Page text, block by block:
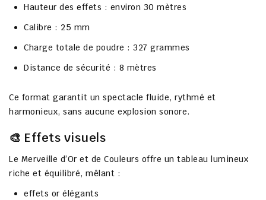
Hauteur des effets : environ 30 mètres
Calibre : 25 mm
Charge totale de poudre : 327 grammes
Distance de sécurité : 8 mètres
Ce format garantit un spectacle fluide, rythmé et
harmonieux, sans aucune explosion sonore.
🎨 Effets visuels
Le Merveille d’Or et de Couleurs offre un tableau lumineux
riche et équilibré, mêlant :
effets or élégants